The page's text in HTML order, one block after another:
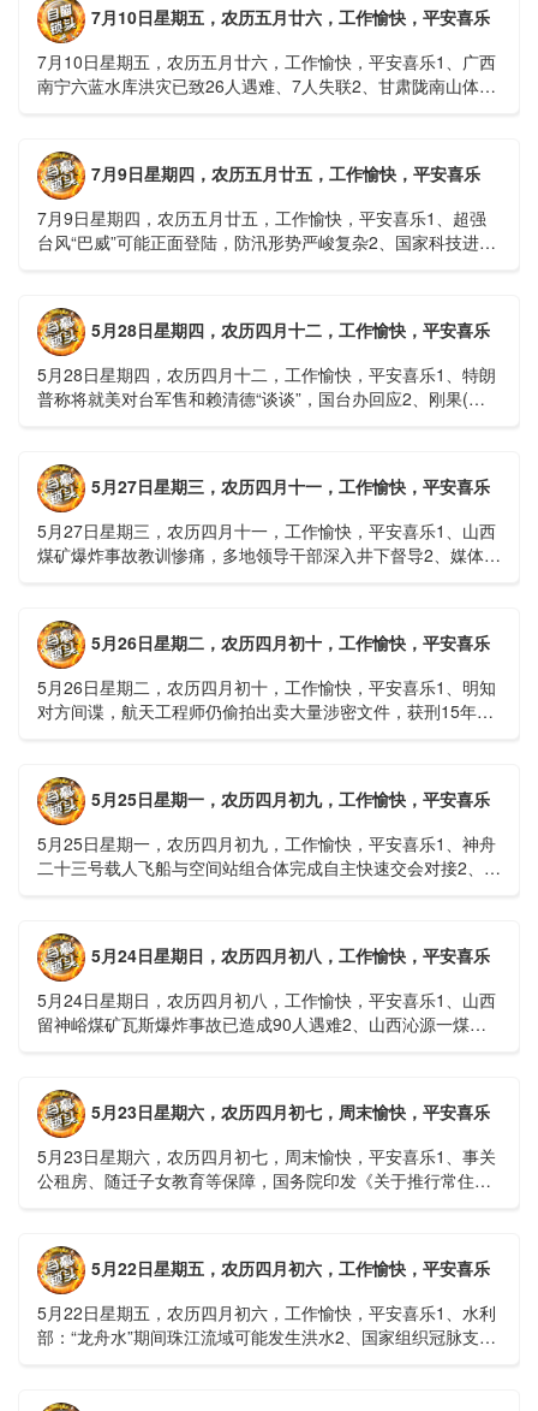
7月10日星期五，农历五月廿六，工作愉快，平安喜乐
7月10日星期五，农历五月廿六，工作愉快，平安喜乐1、广西
南宁六蓝水库洪灾已致26人遇难、7人失联2、甘肃陇南山体滑
7月9日星期四，农历五月廿五，工作愉快，平安喜乐
7月9日星期四，农历五月廿五，工作愉快，平安喜乐1、超强
台风“巴威”可能正面登陆，防汛形势严峻复杂2、国家科技进步
5月28日星期四，农历四月十二，工作愉快，平安喜乐
5月28日星期四，农历四月十二，工作愉快，平安喜乐1、特朗
普称将就美对台军售和赖清德“谈谈”，国台办回应2、刚果(金)
5月27日星期三，农历四月十一，工作愉快，平安喜乐
5月27日星期三，农历四月十一，工作愉快，平安喜乐1、山西
煤矿爆炸事故教训惨痛，多地领导干部深入井下督导2、媒体：
5月26日星期二，农历四月初十，工作愉快，平安喜乐
5月26日星期二，农历四月初十，工作愉快，平安喜乐1、明知
对方间谍，航天工程师仍偷拍出卖大量涉密文件，获刑15年
5月25日星期一，农历四月初九，工作愉快，平安喜乐
5月25日星期一，农历四月初九，工作愉快，平安喜乐1、神舟
二十三号载人飞船与空间站组合体完成自主快速交会对接2、山
5月24日星期日，农历四月初八，工作愉快，平安喜乐
5月24日星期日，农历四月初八，工作愉快，平安喜乐1、山西
留神峪煤矿瓦斯爆炸事故已造成90人遇难2、山西沁源一煤矿
5月23日星期六，农历四月初七，周末愉快，平安喜乐
5月23日星期六，农历四月初七，周末愉快，平安喜乐1、事关
公租房、随迁子女教育等保障，国务院印发《关于推行常住地
5月22日星期五，农历四月初六，工作愉快，平安喜乐
5月22日星期五，农历四月初六，工作愉快，平安喜乐1、水利
部：“龙舟水”期间珠江流域可能发生洪水2、国家组织冠脉支架